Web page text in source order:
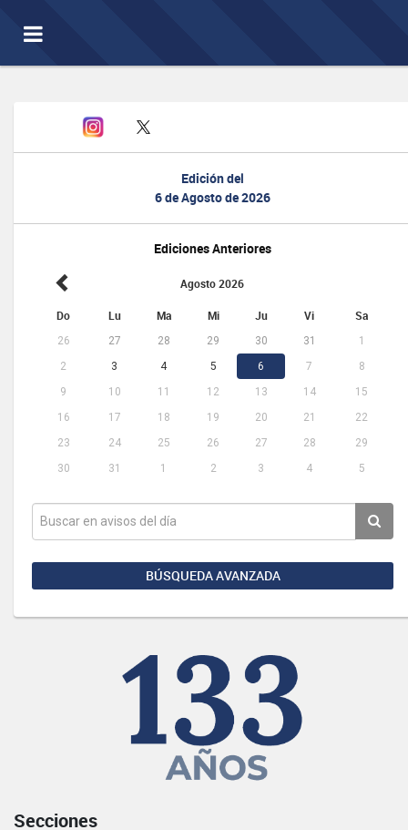
Toggle
navigation
Edición del
6 de Agosto de 2026
Ediciones Anteriores
Agosto 2026
Do Lu Ma Mi Ju Vi Sa
26 27 28 29 30 31
1
2
3 4 5 6 7
8
9
10 11 12 13 14
15
16
17 18 19 20 21
22
23
24 25 26 27 28
29
30
31 1 2 3 4 5
BÚSQUEDA AVANZADA
Secciones